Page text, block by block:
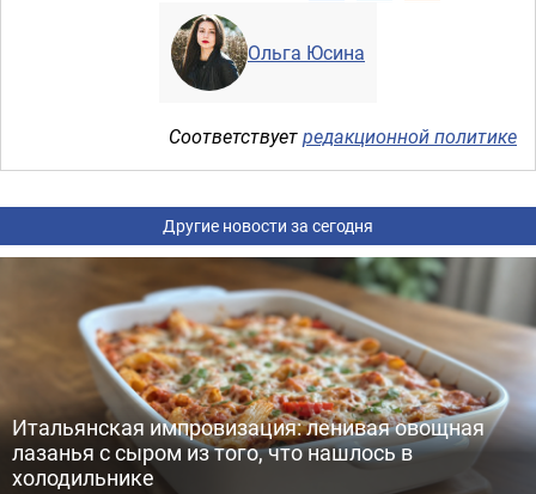
Ольга Юсина
Соответствуетредакционной политике
Другие новости за сегодня
Итальянская импровизация: ленивая овощная
лазанья с сыром из того, что нашлось в
холодильнике